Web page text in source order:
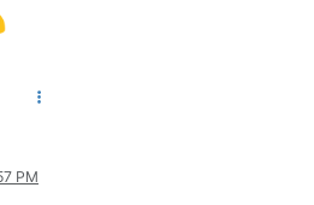
PM